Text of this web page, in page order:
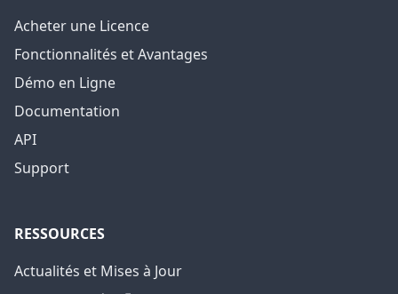
Acheter une Licence
Fonctionnalités et Avantages
Démo en Ligne
Documentation
API
Support
RESSOURCES
Actualités et Mises à Jour